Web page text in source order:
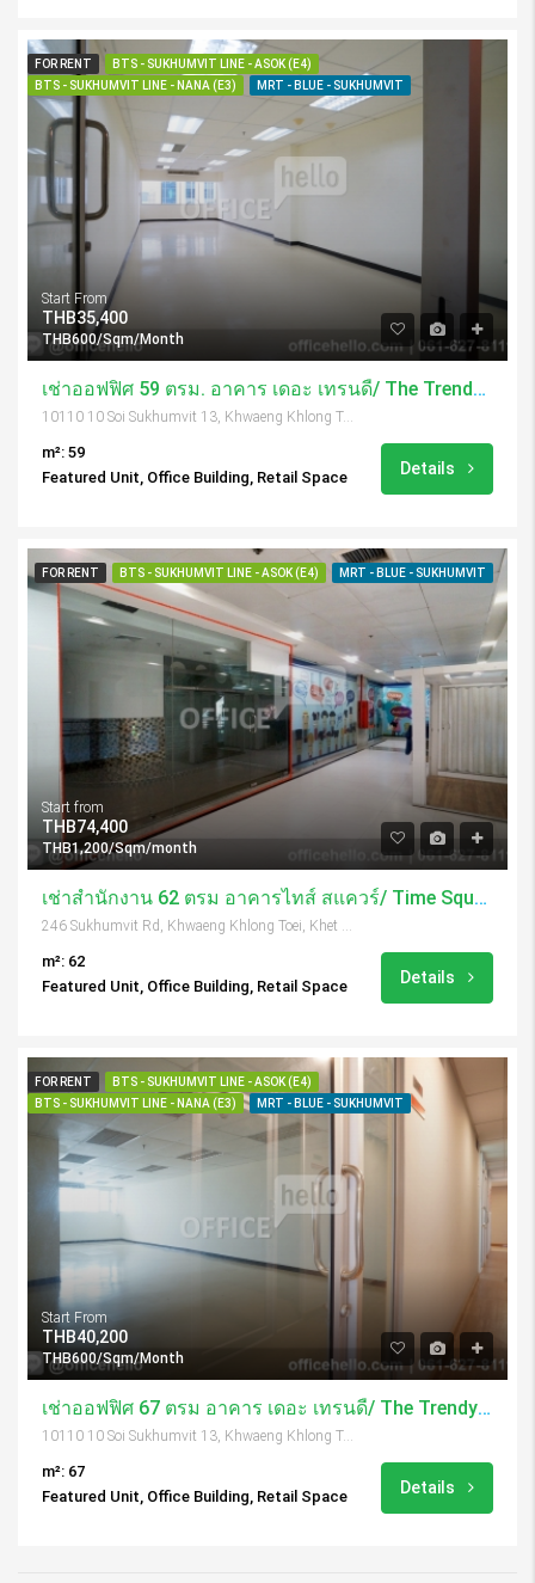
FOR RENT
BTS - SUKHUMVIT LINE - ASOK (E4)
BTS - SUKHUMVIT LINE - NANA (E3)
MRT - BLUE - SUKHUMVIT
Start From
THB35,400
THB600/Sqm/Month
เช่าออฟฟิศ 59 ตรม. อาคาร เดอะ เทรนดี้/ The Trendy Building
10110 10 Soi Sukhumvit 13, Khwaeng Khlong Toei Nuea, Khet Watthana, Krung Thep Maha Nakhon 10110, Thailand
m²: 59
Featured Unit, Office Building, Retail Space
Details
FOR RENT BTS - SUKHUMVIT LINE - ASOK (E4) MRT - BLUE - SUKHUMVIT
Start from
THB74,400
THB1,200/Sqm/month
เช่าสำนักงาน 62 ตรม อาคารไทส์ สแควร์/ Time Square Tower
246 Sukhumvit Rd, Khwaeng Khlong Toei, Khet Khlong Toei, Krung Thep Maha Nakhon 10110, Thailand
m²: 62
Featured Unit, Office Building, Retail Space
Details
FOR RENT
BTS - SUKHUMVIT LINE - ASOK (E4)
BTS - SUKHUMVIT LINE - NANA (E3)
MRT - BLUE - SUKHUMVIT
Start From
THB40,200
THB600/Sqm/Month
เช่าออฟฟิศ 67 ตรม อาคาร เดอะ เทรนดี้/ The Trendy Building
10110 10 Soi Sukhumvit 13, Khwaeng Khlong Toei Nuea, Khet Watthana, Krung Thep Maha Nakhon 10110, Thailand
m²: 67
Featured Unit, Office Building, Retail Space
Details